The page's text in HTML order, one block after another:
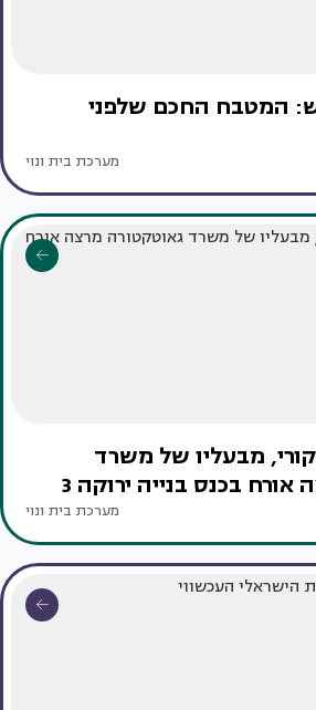
המטבח החכם שלפני
מערכת בית ונוי
קורי, מבעליו של משרד
בכנס בנייה ירוקה 3
מערכת בית ונוי